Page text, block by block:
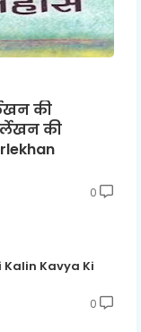
की
की
0
Kalin Kavya Ki
0